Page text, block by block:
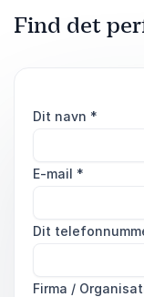
Find det
Dit navn *
E-mail *
Dit
Firma /